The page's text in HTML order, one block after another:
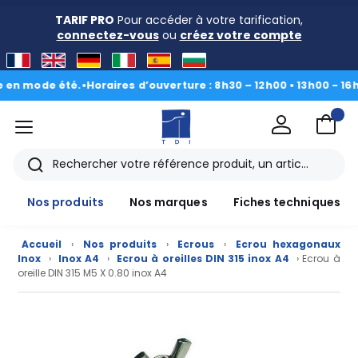
TARIF PRO Pour accéder à votre tarification,
connectez-vousou créez votre compte
été.•Horaires d’ouverture : 8h30 – 12h00 • 13h00 - 16h30|
menu
Rechercher
Nos produits
Nos marques Fiches techniques
Accueil › Nos produits › Ecrous ›
Ecrou hexagonaux
Inox
› Inox A4 › Ecrou à oreilles DIN 315 inox A4
› Ecrou à
oreille DIN 315 M5 X 0.80 inox A4